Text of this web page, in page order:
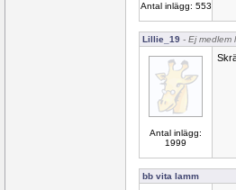
Antal inlägg: 553
Lillie_19 - Ej medlem
Antal inlägg:
1999
bb vita lamm